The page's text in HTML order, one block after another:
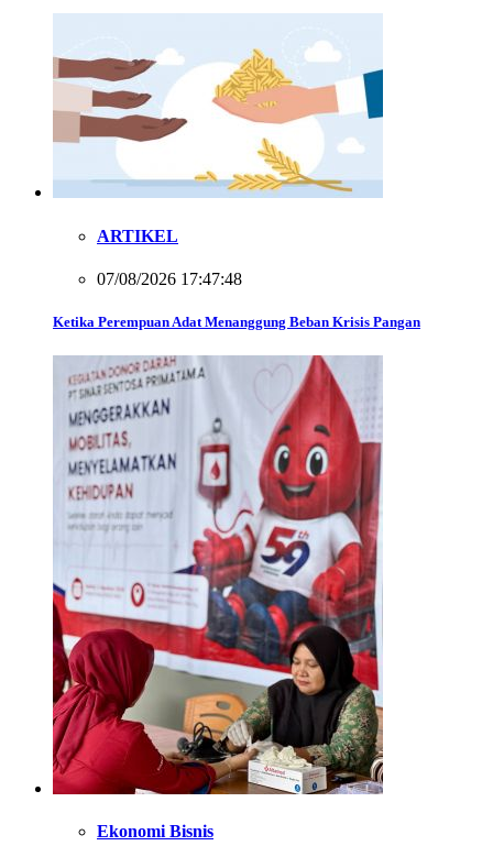
ARTIKEL
07/08/2026 17:47:48
Ketika Perempuan Adat Menanggung Beban Krisis Pangan
Ekonomi Bisnis